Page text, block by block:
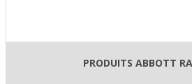
PRODUITS ABBOTT